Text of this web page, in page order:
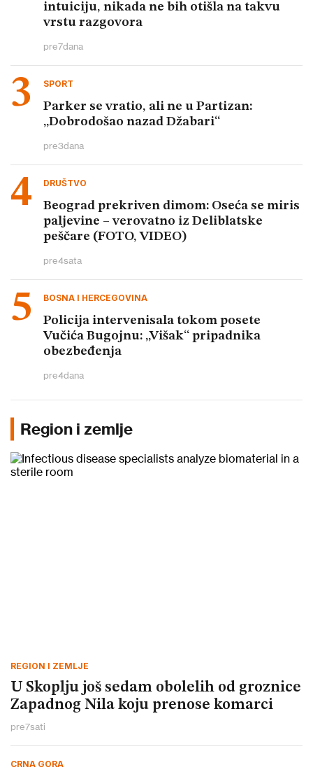
intuiciju, nikada ne bih otišla na takvu
vrstu razgovora
pre7dana
SPORT
Parker se vratio, ali ne u Partizan:
„Dobrodošao nazad Džabari“
pre3dana
DRUŠTVO
Beograd prekriven dimom: Oseća se miris
paljevine – verovatno iz Deliblatske
peščare (FOTO, VIDEO)
pre4sata
BOSNA I HERCEGOVINA
Policija intervenisala tokom posete
Vučića Bugojnu: „Višak“ pripadnika
obezbeđenja
pre4dana
Region i zemlje
REGION I ZEMLJE
U Skoplju još sedam obolelih od groznice
Zapadnog Nila koju prenose komarci
pre7sati
CRNA GORA